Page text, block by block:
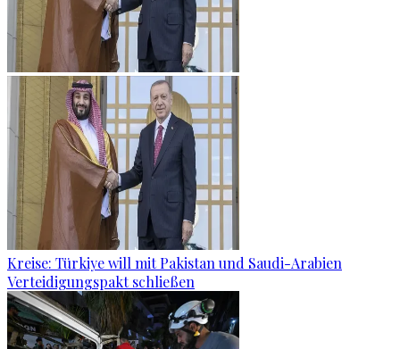
Kreise: Türkiye will mit Pakistan und Saudi-Arabien
Verteidigungspakt schließen